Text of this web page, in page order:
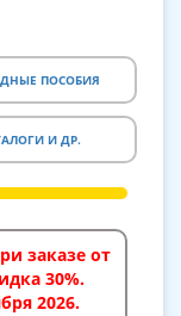
ПОСОБИЯ
И ДР.
заказе от
30%.
2026.